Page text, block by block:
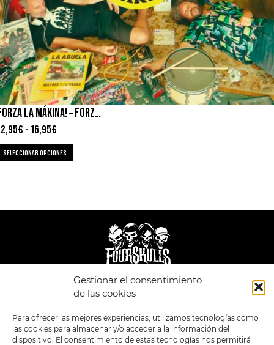
Gestionar el consentimiento
de las cookies
Para ofrecer las mejores experiencias, utilizamos tecnologías como
las cookies para almacenar y/o acceder a la información del
dispositivo. El consentimiento de estas tecnologías nos permitirá
FORZA LA MÁKINA! – FORZA LA MÁKINA!
€ - 16,95€
SELECCIONAR OPCIONES
PRIVACIDAD
TÉRMINOS Y
CONDICIONES
FORMATOS
PREVENTAS
OFERTAS